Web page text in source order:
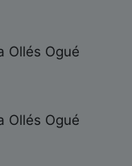
Ollés Ogué
Ollés Ogué